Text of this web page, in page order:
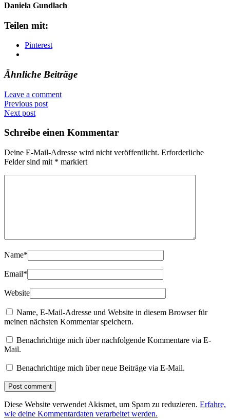
Daniela Gundlach
Teilen mit:
Pinterest
Ähnliche Beiträge
Leave a comment
Previous post
Next post
Schreibe einen Kommentar
Deine E-Mail-Adresse wird nicht veröffentlicht. Erforderliche
Felder sind mit * markiert
Name*
Email*
Website
Name, E-Mail-Adresse und Website in diesem Browser für
meinen nächsten Kommentar speichern.
Benachrichtige mich über nachfolgende Kommentare via E-
Mail.
Benachrichtige mich über neue Beiträge via E-Mail.
Diese Website verwendet Akismet, um Spam zu reduzieren. Erfahre,
wie deine Kommentardaten verarbeitet werden.